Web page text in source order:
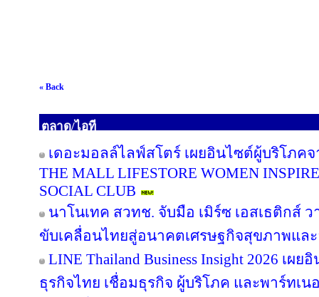
« Back
ตลาด/ไอที
เดอะมอลล์ไลฟ์สโตร์ เผยอินไซต์ผู้บริโภค
THE MALL LIFESTORE WOMEN
SOCIAL CLUB
นาโนเทค สวทช. จับมือ เมิร์ซ เอสเธติกส์ ว
ขับเคลื่อนไทยสู่อนาคตเศรษฐกิจสุขภาพแล
LINE Thailand Business Insight 2026 เผ
ธุรกิจไทย เชื่อมธุรกิจ ผู้บริโภค และพาร์ทเน